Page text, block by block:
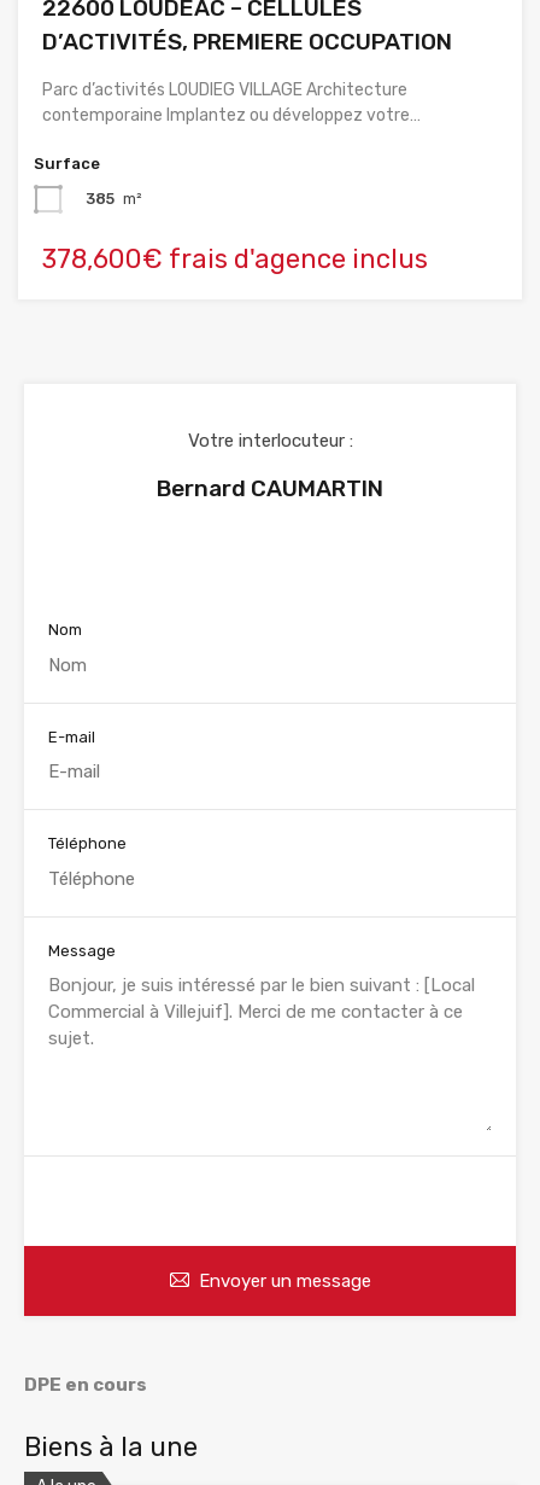
22600 LOUDEAC – CELLULES
D’ACTIVITÉS, PREMIERE OCCUPATION
Parc d’activités LOUDIEG VILLAGE Architecture
contemporaine Implantez ou développez votre…
Surface
385 m²
378,600€ frais d'agence inclus
Votre interlocuteur :
Bernard CAUMARTIN
Nom
E-mail
Téléphone
Message
Envoyer un message
DPE en cours
Biens à la une